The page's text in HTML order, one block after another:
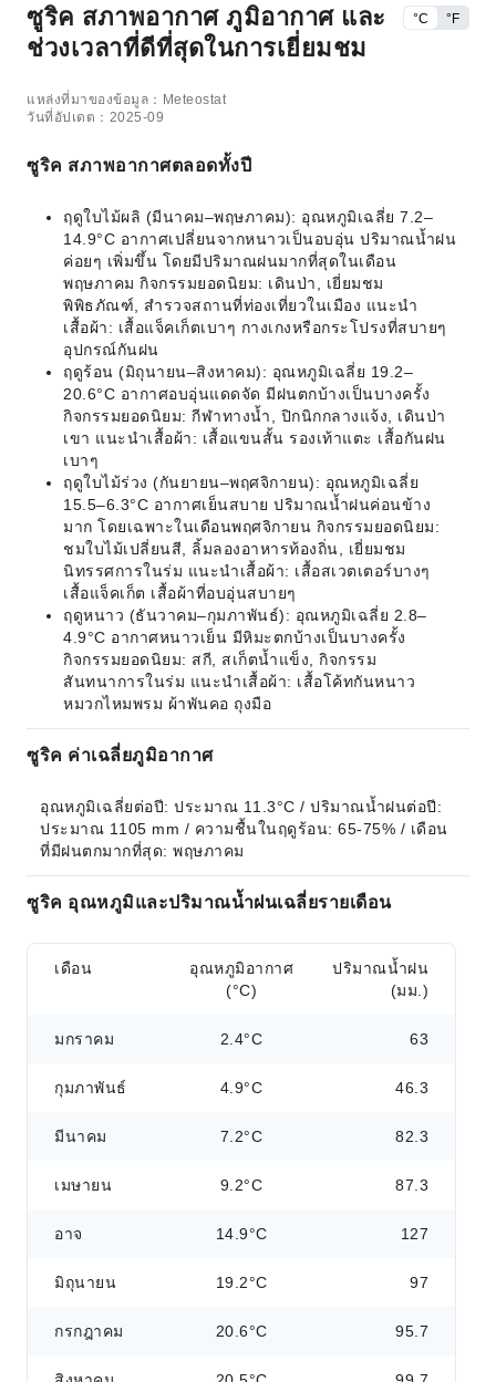
ซูริค สภาพอากาศ ภูมิอากาศ และ
ช่วงเวลาที่ดีที่สุดในการเยี่ยมชม
°C °F
แหล่งที่มาของข้อมูล：Meteostat
วันที่อัปเดต：2025-09
ซูริค สภาพอากาศตลอดทั้งปี
ฤดูใบไม้ผลิ (มีนาคม–พฤษภาคม): อุณหภูมิเฉลี่ย 7.2–
14.9°C อากาศเปลี่ยนจากหนาวเป็นอบอุ่น ปริมาณน้ำฝน
ค่อยๆ เพิ่มขึ้น โดยมีปริมาณฝนมากที่สุดในเดือน
พฤษภาคม กิจกรรมยอดนิยม: เดินป่า, เยี่ยมชม
พิพิธภัณฑ์, สำรวจสถานที่ท่องเที่ยวในเมือง แนะนำ
เสื้อผ้า: เสื้อแจ็คเก็ตเบาๆ กางเกงหรือกระโปรงที่สบายๆ
อุปกรณ์กันฝน
ฤดูร้อน (มิถุนายน–สิงหาคม): อุณหภูมิเฉลี่ย 19.2–
20.6°C อากาศอบอุ่นแดดจัด มีฝนตกบ้างเป็นบางครั้ง
กิจกรรมยอดนิยม: กีฬาทางน้ำ, ปิกนิกกลางแจ้ง, เดินป่า
เขา แนะนำเสื้อผ้า: เสื้อแขนสั้น รองเท้าแตะ เสื้อกันฝน
เบาๆ
ฤดูใบไม้ร่วง (กันยายน–พฤศจิกายน): อุณหภูมิเฉลี่ย
15.5–6.3°C อากาศเย็นสบาย ปริมาณน้ำฝนค่อนข้าง
มาก โดยเฉพาะในเดือนพฤศจิกายน กิจกรรมยอดนิยม:
ชมใบไม้เปลี่ยนสี, ลิ้มลองอาหารท้องถิ่น, เยี่ยมชม
นิทรรศการในร่ม แนะนำเสื้อผ้า: เสื้อสเวตเตอร์บางๆ
เสื้อแจ็คเก็ต เสื้อผ้าที่อบอุ่นสบายๆ
ฤดูหนาว (ธันวาคม–กุมภาพันธ์): อุณหภูมิเฉลี่ย 2.8–
4.9°C อากาศหนาวเย็น มีหิมะตกบ้างเป็นบางครั้ง
กิจกรรมยอดนิยม: สกี, สเก็ตน้ำแข็ง, กิจกรรม
สันทนาการในร่ม แนะนำเสื้อผ้า: เสื้อโค้ทกันหนาว
หมวกไหมพรม ผ้าพันคอ ถุงมือ
ซูริค ค่าเฉลี่ยภูมิอากาศ
อุณหภูมิเฉลี่ยต่อปี: ประมาณ 11.3°C / ปริมาณน้ำฝนต่อปี:
ประมาณ 1105 mm / ความชื้นในฤดูร้อน: 65-75% / เดือน
ที่มีฝนตกมากที่สุด: พฤษภาคม
ซูริค อุณหภูมิและปริมาณน้ำฝนเฉลี่ยรายเดือน
เดือน
อุณหภูมิอากาศ
(°C)
ปริมาณน้ำฝน
(มม.)
มกราคม 2.4°C 63
กุมภาพันธ์ 4.9°C 46.3
มีนาคม 7.2°C 82.3
เมษายน 9.2°C 87.3
อาจ 14.9°C 127
มิถุนายน 19.2°C 97
กรกฎาคม 20.6°C 95.7